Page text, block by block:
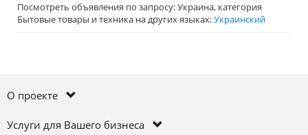
Посмотреть объявления по запросу: Украина, категория
Бытовые товары и техника на других языках:Украинский
О проекте
Услуги для Вашего бизнеса